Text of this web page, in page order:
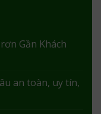
Gần Khách
an toàn, uy tín,